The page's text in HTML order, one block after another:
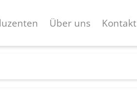
Über uns Kontakt